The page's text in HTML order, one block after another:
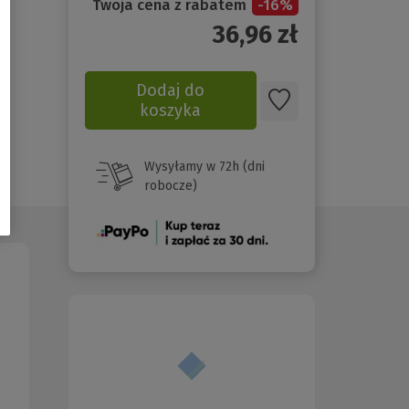
Twoja cena z rabatem -16%
36,96zł
Dodaj do
koszyka
Wysyłamy w 72h (dni
robocze)
(Nowe